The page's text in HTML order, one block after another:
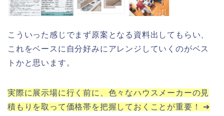
こういった感じでまず原案となる資料出してもらい、
これをベースに自分好みにアレンジしていくのがベス
トかと思います。
実際に展示場に行く前に、色々なハウスメーカーの見
積もりを取って価格帯を把握しておくことが重要！ ➔